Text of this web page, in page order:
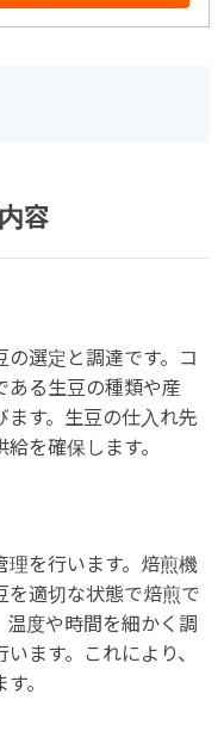
容
選定と調達です。コ
ある生豆の種類や産
す。生豆の仕入れ先
を確保します。
理を行います。焙煎機
を適切な状態で焙煎で
度や時間を細かく調
ます。これにより、
。